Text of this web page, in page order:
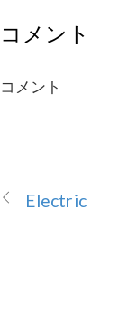
コメント
コメント
Electric